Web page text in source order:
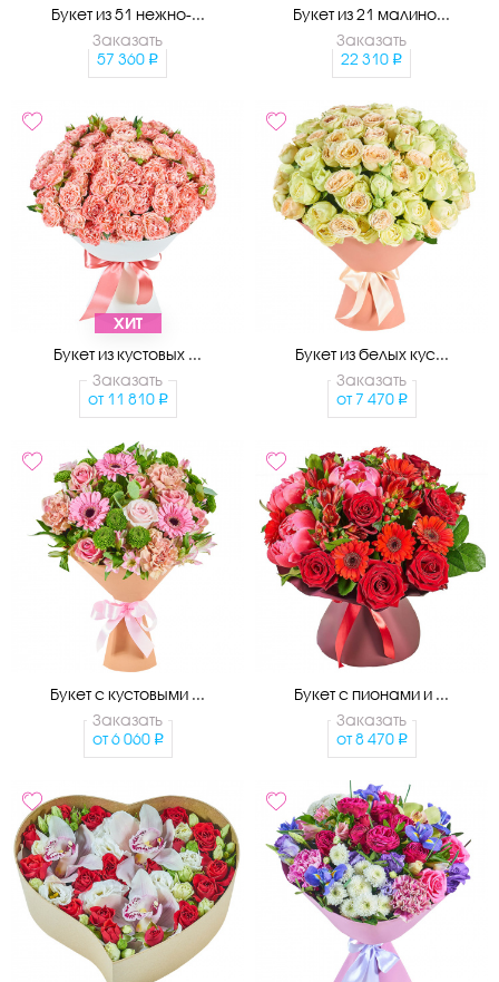
Букет из 51 нежно-...
Заказать
57 360
Букет из 21 малино...
Заказать
22 310
ХИТ
Букет из кустовых ...
Заказать
от 11 810
Букет из белых кус...
Заказать
от 7 470
Букет с кустовыми ...
Заказать
от 6 060
Букет с пионами и ...
Заказать
от 8 470